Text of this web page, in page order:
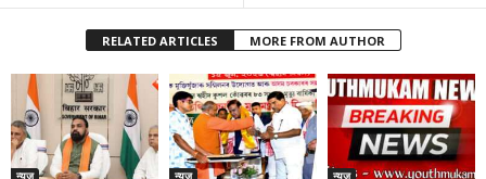
RELATED ARTICLES MORE FROM AUTHOR
न्यूज न्यूज न्यूज